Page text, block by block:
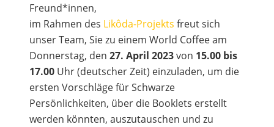
Freund*innen,
im Rahmen des Likôda-Projekts freut sich
unser Team, Sie zu einem World Coffee am
Donnerstag, den 27. April 2023von 15.00 bis
17.00 Uhr (deutscher Zeit) einzuladen, um die
ersten Vorschläge für Schwarze
Persönlichkeiten, über die Booklets erstellt
werden könnten, auszutauschen und zu